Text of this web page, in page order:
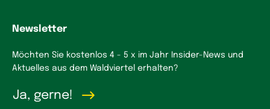
Newsletter
Möchten Sie kostenlos 4 - 5 x im Jahr Insider-News und
Aktuelles aus dem Waldviertel erhalten?
Ja, gerne!